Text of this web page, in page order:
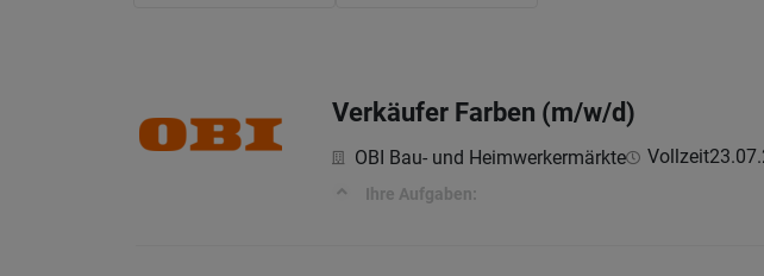
Verkäufer Farben (m/w/d)
OBI Bau- und Heimwerkermärkte Vollzeit
Ihre Aufgaben: